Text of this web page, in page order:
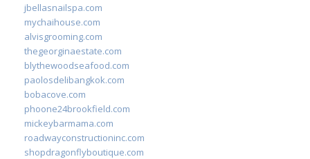
jbellasnailspa.com
mychaihouse.com
alvisgrooming.com
thegeorginaestate.com
blythewoodseafood.com
paolosdelibangkok.com
bobacove.com
phoone24brookfield.com
mickeybarmama.com
roadwayconstructioninc.com
shopdragonflyboutique.com